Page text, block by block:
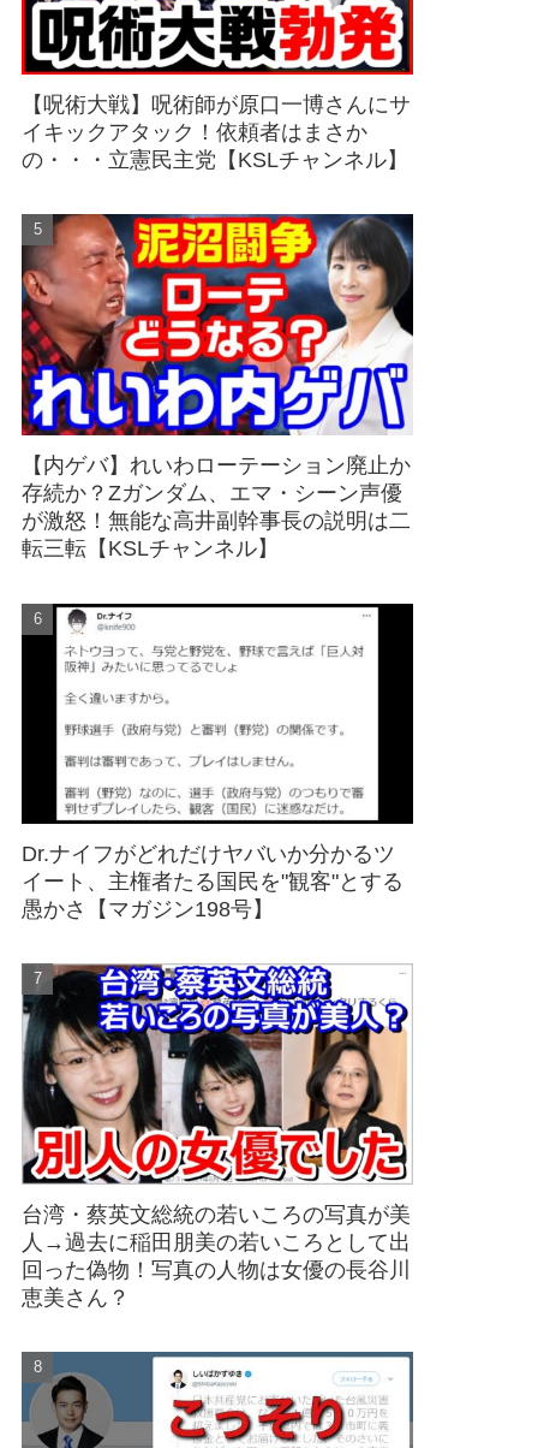
【呪術大戦】呪術師が原口一博さんにサ
イキックアタック！依頼者はまさか
の・・・立憲民主党【KSLチャンネル】
【内ゲバ】れいわローテーション廃止か
存続か？Zガンダム、エマ・シーン声優
が激怒！無能な高井副幹事長の説明は二
転三転【KSLチャンネル】
Dr.ナイフがどれだけヤバいか分かるツ
イート、主権者たる国民を"観客"とする
愚かさ【マガジン198号】
台湾・蔡英文総統の若いころの写真が美
人→過去に稲田朋美の若いころとして出
回った偽物！写真の人物は女優の長谷川
恵美さん？